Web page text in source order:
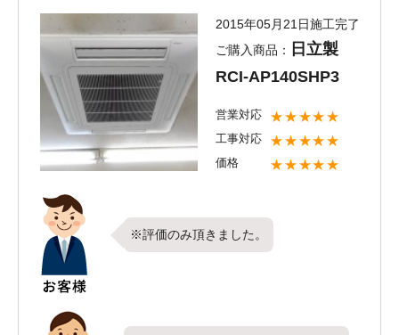
弊社、電話営業はもちろん、施工工事
の担当者の教育も行っております。
工事も丁寧且スピーディーを心がけて
おります。
また、スピーディーな工事以外に、美
しい施工も大切にしております。
施工工事時間がどんなに早くでも、仕
上がりが美しくなければ、お客様もご
事時間も短い工事を心がけておりま
にご用命ください。
2015年05月21日施工完了
ご購入商品：
日立製
RCI-AP140SHP3
営業対応 ★★★★★
工事対応 ★★★★★
価格 ★★★★★
※評価のみ頂きました。